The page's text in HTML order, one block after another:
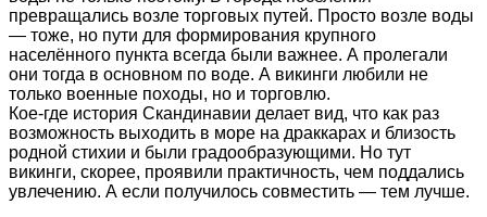
превращались возле торговых путей. Просто возле воды
— тоже, но пути для формирования крупного
населённого пункта всегда были важнее. А пролегали
они тогда в основном по воде. А викинги любили не
только военные походы, но и торговлю.
Кое-где история Скандинавии делает вид, что как раз
возможность выходить в море на драккарах и близость
родной стихии и были градообразующими. Но тут
викинги, скорее, проявили практичность, чем поддались
увлечению. А если получилось совместить — тем лучше.